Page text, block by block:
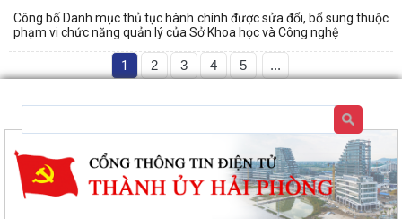
Công bố Danh mục thủ tục hành chính được sửa đổi, bổ sung thuộc
phạm vi chức năng quản lý của Sở Khoa học và Công nghệ
1 2 3 4 5 ...